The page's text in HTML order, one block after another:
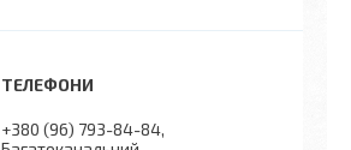
+380 (96) 793-84-84